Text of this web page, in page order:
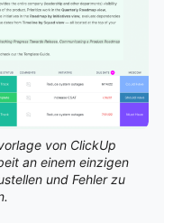
von ClickUp
an einem einzigen
und Fehler zu